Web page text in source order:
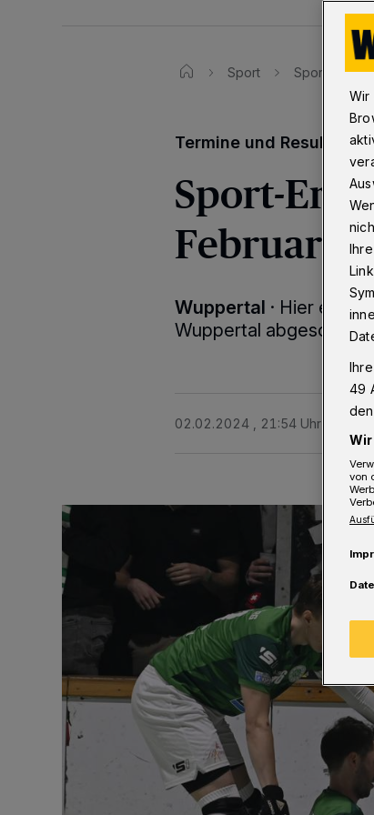
Sport Sport-
Termine und Resultate
Sport-
Februar
Wuppertal · Hier
Wuppertal
02.02.2024 , 21:54 Uhr
Wir
49
von